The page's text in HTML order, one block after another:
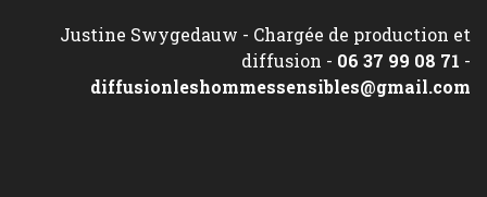
Justine Swygedauw - Chargée de production et
diffusion - 06 37 99 08 71 -
diffusionleshommessensibles@gmail.com